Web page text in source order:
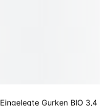
Eingelegte Gurken BIO 3,4